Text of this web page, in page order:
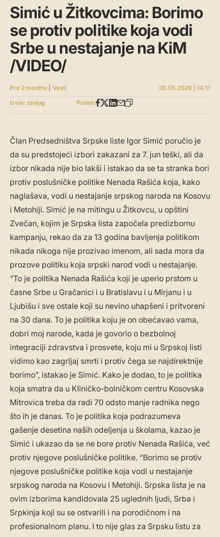
Simić u Žitkovcima: Borimo
se protiv politike koja vodi
Srbe u nestajanje na KiM
/VIDEO/
Pre 2 months Vesti
28.05.2026 | 14:11
Izvor: tanjug
Podeli:
Član Predsedništva Srpske liste Igor Simić poručio je
da su predstojeći izbori zakazani za 7. jun teški, ali da
izbor nikada nije bio lakši i istakao da se ta stranka bori
protiv poslušničke politike Nenada Rašića koja, kako
naglašava, vodi u nestajanje srpskog naroda na Kosovu
i Metohiji. Simić je na mitingu u Žitkovcu, u opštini
Zvečan, kojim je Srpska lista započela predizbornu
kampanju, rekao da za 13 godina bavljenja politikom
nikada nikoga nije prozivao imenom, ali sada mora da
prozove politiku koja srpski narod vodi u nestajanje.
“To je politika Nenada Rašića koji je uperio prstom u
časne Srbe u Gračanici i u Bratislavu i u Mirjanu i u
Ljubišu i sve ostale koji su nevino uhapšeni i pritvoreni
na 30 dana. To je politika koju je on obećavao vama,
dobri moj narode, kada je govorio o bezbolnoj
integraciji zdravstva i prosvete, koju mi u Srpskoj listi
vidimo kao zagrljaj smrti i protiv čega se najdirektnije
borimo”, istakao je Simić. Kako je dodao, to je politika
koja smatra da u Kliničko-bolničkom centru Kosovska
Mitrovica treba da radi 70 odsto manje radnika nego
što ih je danas. To je politika koja podrazumeva
gašenje desetina naših odeljenja u školama, kazao je
Simić i ukazao da se ne bore protiv Nenada Rašića, već
protiv njegove poslušničke politike. “Borimo se protiv
njegove poslušničke politike koja vodi u nestajanje
srpskog naroda na Kosovu i Metohiji. Srpska lista je na
ovim izborima kandidovala 25 uglednih ljudi, Srba i
Srpkinja koji su se ostvarili i na porodičnom i na
profesionalnom planu. I to nije glas za Srpsku listu za